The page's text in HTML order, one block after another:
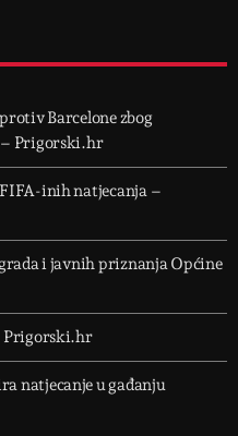
Barcelone zbog
– Prigorski.hr
inih natjecanja –
i javnih priznanja Općine
Prigorski.hr
natjecanje u gađanju